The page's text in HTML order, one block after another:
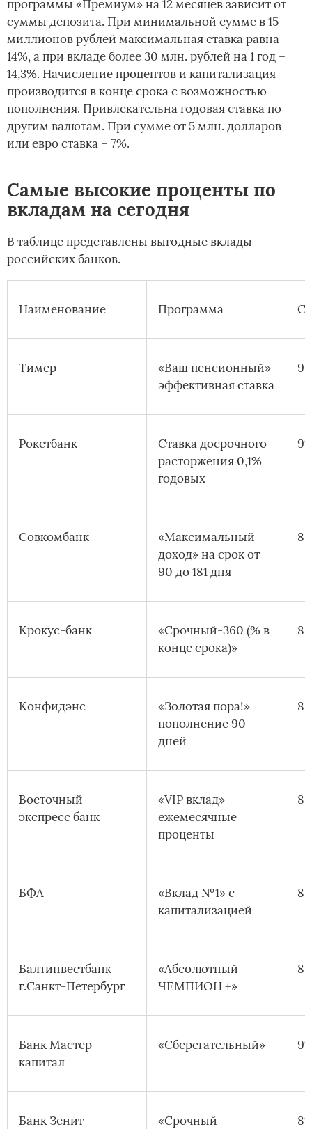
программы «Премиум» на 12 месяцев зависит от
суммы депозита. При минимальной сумме в 15
миллионов рублей максимальная ставка равна
14%, а при вкладе более 30 млн. рублей на 1 год –
14,3%. Начисление процентов и капитализация
производится в конце срока с возможностью
пополнения. Привлекательна годовая ставка по
другим валютам. При сумме от 5 млн. долларов
или евро ставка – 7%.
Самые высокие проценты по
вкладам на сегодня
В таблице представлены выгодные вклады
российских банков.
Наименование Программа
Тимер
«Ваш пенсионный»
эффективная ставка
Рокетбанк
Ставка досрочного
расторжения 0,1%
годовых
Совкомбанк
«Максимальный
доход» на срок от
90 до 181 дня
Крокус-банк
«Срочный-360 (% в
конце срока)»
Конфидэнс
«Золотая пора!»
пополнение 90
дней
Восточный
экспресс банк
«VIP вклад»
ежемесячные
проценты
БФА
«Вклад №1» с
капитализацией
Балтинвестбанк
г.Санкт-Петербург
«Абсолютный
ЧЕМПИОН +»
Банк Мастер-
капитал
«Сберегательный»
Банк Зенит
«Срочный